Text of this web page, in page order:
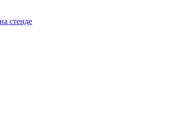
стенде